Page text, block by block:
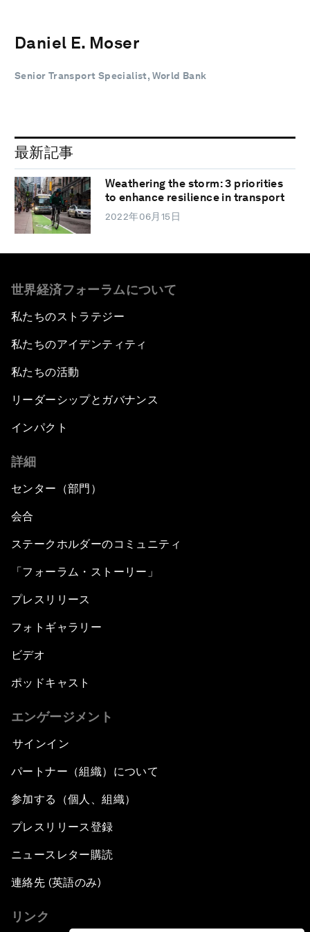
Daniel E. Moser
Senior Transport Specialist, World Bank
最新記事
Weathering the storm: 3 priorities
to enhance resilience in transport
2022年06月15日
世界経済フォーラムについて
私たちのストラテジー
私たちのアイデンティティ
私たちの活動
リーダーシップとガバナンス
インパクト
詳細
センター（部門）
会合
ステークホルダーのコミュニティ
「フォーラム・ストーリー」
プレスリリース
フォトギャラリー
ビデオ
ポッドキャスト
エンゲージメント
サインイン
パートナー（組織）について
参加する（個人、組織）
プレスリリース登録
ニュースレター購読
連絡先 (英語のみ)
リンク